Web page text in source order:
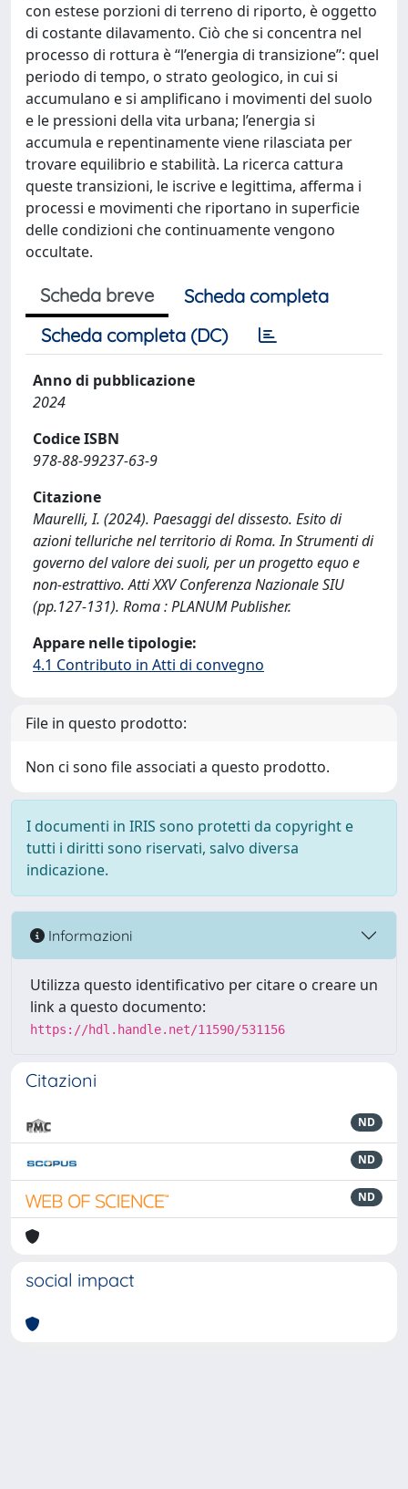
con estese porzioni di terreno di riporto, è oggetto
di costante dilavamento. Ciò che si concentra nel
processo di rottura è “l’energia di transizione”: quel
periodo di tempo, o strato geologico, in cui si
accumulano e si amplificano i movimenti del suolo
e le pressioni della vita urbana; l’energia si
accumula e repentinamente viene rilasciata per
trovare equilibrio e stabilità. La ricerca cattura
queste transizioni, le iscrive e legittima, afferma i
processi e movimenti che riportano in superficie
delle condizioni che continuamente vengono
occultate.
Scheda breve
Scheda completa
Scheda completa (DC)
Anno di pubblicazione
2024
Codice ISBN
978-88-99237-63-9
Citazione
Maurelli, I. (2024). Paesaggi del dissesto. Esito di
azioni telluriche nel territorio di Roma. In Strumenti di
governo del valore dei suoli, per un progetto equo e
non-estrattivo. Atti XXV Conferenza Nazionale SIU
(pp.127-131). Roma : PLANUM Publisher.
Appare nelle tipologie:
4.1 Contributo in Atti di convegno
File in questo prodotto:
Non ci sono file associati a questo prodotto.
I documenti in IRIS sono protetti da copyright e
tutti i diritti sono riservati, salvo diversa
indicazione.
Informazioni
Utilizza questo identificativo per citare o creare un
link a questo documento:
https://hdl.handle.net/11590/531156
Citazioni
ND
ND
ND
social impact